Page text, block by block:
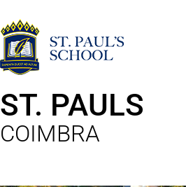
ST. PAULS
COIMBRA